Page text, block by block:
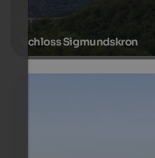
Schloss Sigmundskron